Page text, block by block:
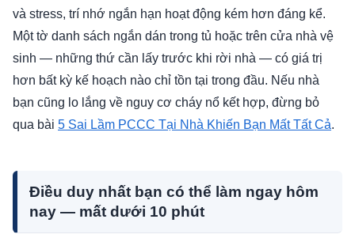
và stress, trí nhớ ngắn hạn hoạt động kém hơn đáng kể.
Một tờ danh sách ngắn dán trong tủ hoặc trên cửa nhà vệ
sinh — những thứ cần lấy trước khi rời nhà — có giá trị
hơn bất kỳ kế hoạch nào chỉ tồn tại trong đầu. Nếu nhà
bạn cũng lo lắng về nguy cơ cháy nổ kết hợp, đừng bỏ
qua bài 5 Sai Lầm PCCC Tại Nhà Khiến Bạn Mất Tất Cả.
Điều duy nhất bạn có thể làm ngay hôm
nay — mất dưới 10 phút